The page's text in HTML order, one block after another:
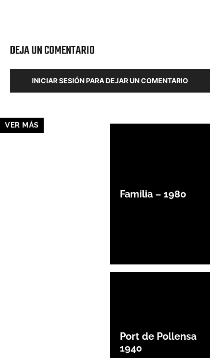
DEJA UN COMENTARIO
INICIAR SESIÓN PARA DEJAR UN COMENTARIO
VER MÁS
Familia – 1980
Port de Pollensa
1940